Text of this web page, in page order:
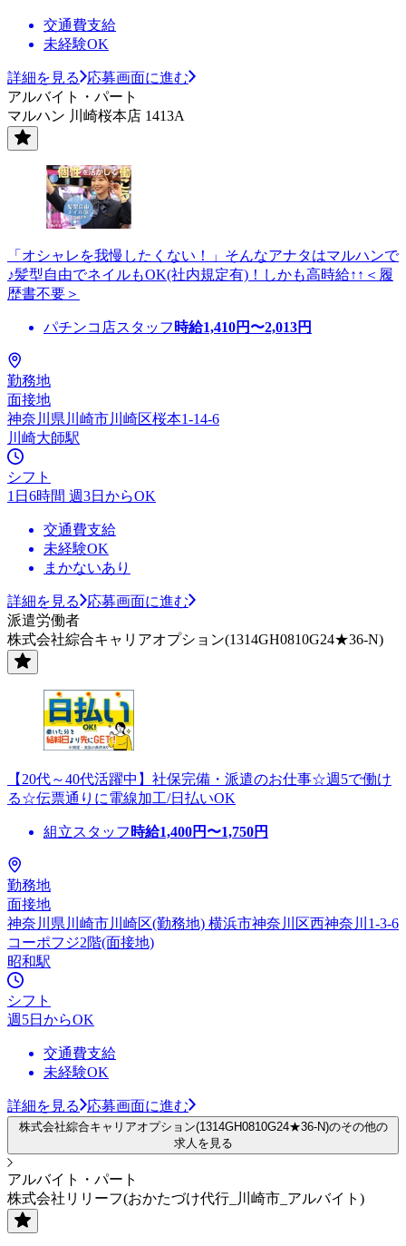
交通費支給
未経験OK
詳細を見る
応募画面に進む
アルバイト・パート
マルハン 川崎桜本店 1413A
「オシャレを我慢したくない！」そんなアナタはマルハンで
♪髪型自由でネイルもOK(社内規定有)！しかも高時給↑↑＜履
歴書不要＞
パチンコ店スタッフ 時給1,410円〜2,013円
勤務地
面接地
神奈川県川崎市川崎区桜本1-14-6
川崎大師駅
シフト
1日6時間 週3日からOK
交通費支給
未経験OK
まかないあり
詳細を見る
応募画面に進む
派遣労働者
株式会社綜合キャリアオプション(1314GH0810G24★36-N)
【20代～40代活躍中】社保完備・派遣のお仕事☆週5で働け
る☆伝票通りに電線加工/日払いOK
組立スタッフ 時給1,400円〜1,750円
勤務地
面接地
神奈川県川崎市川崎区(勤務地) 横浜市神奈川区西神奈川1-3-6
コーポフジ2階(面接地)
昭和駅
シフト
週5日からOK
交通費支給
未経験OK
詳細を見る 応募画面に進む
株式会社綜合キャリアオプション(1314GH0810G24★36-N)のその他の
求人を見る
アルバイト・パート
株式会社リリーフ(おかたづけ代行_川崎市_アルバイト)